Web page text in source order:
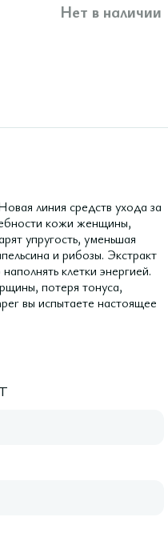
Нет в наличии
линия средств ухода за
кожи женщины,
упругость, уменьшая
и рибозы. Экстракт
клетки энергией.
потеря тонуса,
вы испытаете настоящее